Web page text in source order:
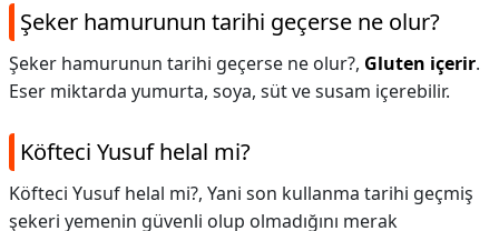
Şeker hamurunun tarihi geçerse ne olur?
Şeker hamurunun tarihi geçerse ne olur?, Gluten içerir.
Eser miktarda yumurta, soya, süt ve susam içerebilir.
Köfteci Yusuf helal mi?
Köfteci Yusuf helal mi?, Yani son kullanma tarihi geçmiş
şekeri yemenin güvenli olup olmadığını merak